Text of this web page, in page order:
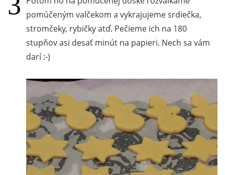
pomúčeným valčekom a vykrajujeme srdiečka,
stromčeky, rybičky atď. Pečieme ich na 180
stupňov asi desať minút na papieri. Nech sa vám
darí :-)